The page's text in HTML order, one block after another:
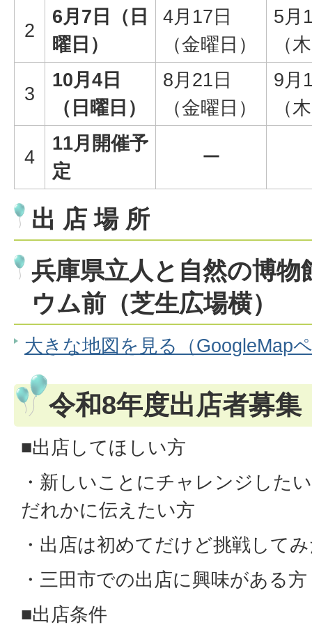
2
6月7日（日
曜日）
4月17日
（金曜日）
5月
（
3
10月4日
（日曜日）
8月21日
（金曜日）
9月
（
4
11月開催予
定
ー
出 店 場 所
兵庫県立人と自然の博
ウム前（芝生広場横）
大きな地図を見る（GoogleMap
令和8年度出店者募集
■出店してほしい方
・新しいことにチャレンジした
だれかに伝えたい方
・出店は初めてだけど挑戦して
・三田市での出店に興味がある
■出店条件